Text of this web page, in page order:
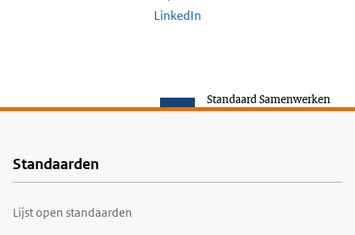
LinkedIn
Standaard Samenwerken
Voet
Standaarden
Lijst open standaarden